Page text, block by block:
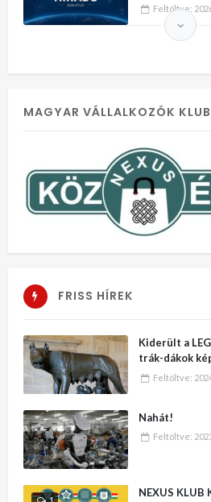
Feltöltve:
MAGYAR VÁLLALKOZÓK
FRISS HÍREK
Kiderült a
trák-dákok
legmagasabb
Feltöltve:
Nahát!
Feltöltve:
NEXUS KLUB